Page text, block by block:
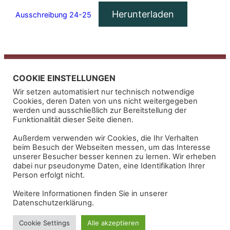
Ausschreibung 24-25 Herunterladen
Kontakt
Impressum
Alpenbowling
Inh. Helmut Hölzl
Bahnhofplatz 2
USt-ID: DE203046907
COOKIE EINSTELLUNGEN
Wir setzen automatisiert nur technisch notwendige
Cookies, deren Daten von uns nicht weitergegeben
werden und ausschließlich zur Bereitstellung der
Funktionalität dieser Seite dienen.
Außerdem verwenden wir Cookies, die Ihr Verhalten
beim Besuch der Webseiten messen, um das Interesse
unserer Besucher besser kennen zu lernen. Wir erheben
dabei nur pseudonyme Daten, eine Identifikation Ihrer
Person erfolgt nicht.
Weitere Informationen finden Sie in unserer
Datenschutzerklärung.
Cookie Settings Alle akzeptieren